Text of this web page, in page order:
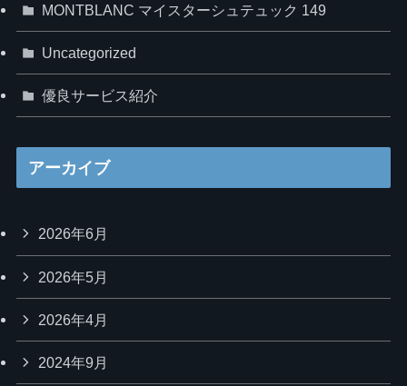
MONTBLANC マイスターシュテュック 149
Uncategorized
優良サービス紹介
アーカイブ
2026年6月
2026年5月
2026年4月
2024年9月